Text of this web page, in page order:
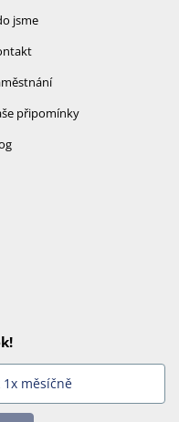
jsme
připomínky